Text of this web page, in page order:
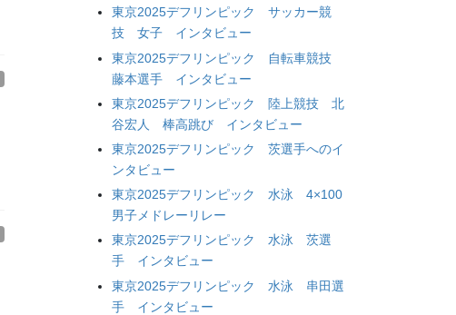
東京2025デフリンピック サッカー競
技 女子 インタビュー
東京2025デフリンピック 自転車競技
藤本選手 インタビュー
東京2025デフリンピック 陸上競技 北
谷宏人 棒高跳び インタビュー
東京2025デフリンピック 茨選手へのイ
ンタビュー
東京2025デフリンピック 水泳 4×100
男子メドレーリレー
東京2025デフリンピック 水泳 茨選
手 インタビュー
東京2025デフリンピック 水泳 串田選
手 インタビュー